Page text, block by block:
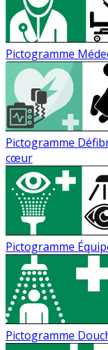
Pictogramme
Pictogramme
cœur
Pictogramme
Pictogramme